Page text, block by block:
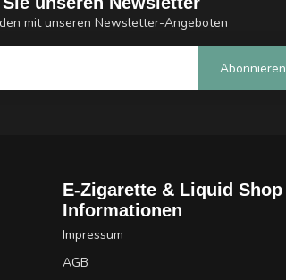
mit unseren Newsletter-Angeboten
Abonnieren
E-Zigarette & Liquid Shop
Informationen
Impressum
AGB